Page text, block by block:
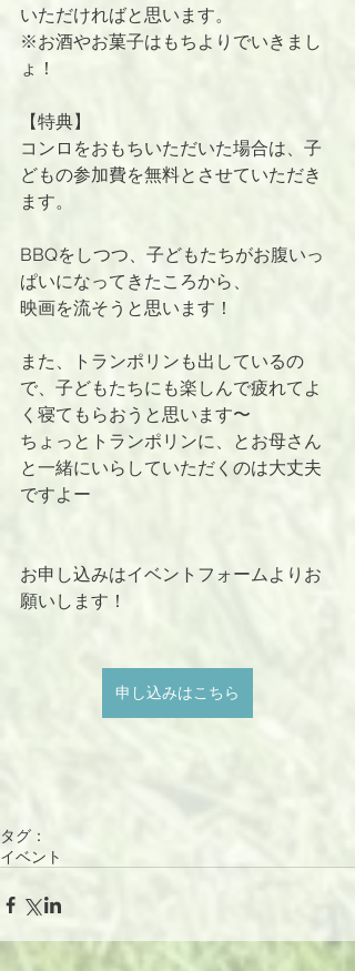
いただければと思います。
※お酒やお菓子はもちよりでいきまし
ょ！
【特典】
コンロをおもちいただいた場合は、子
どもの参加費を無料とさせていただき
ます。
BBQをしつつ、子どもたちがお腹いっ
ぱいになってきたころから、
映画を流そうと思います！
また、トランポリンも出しているの
で、子どもたちにも楽しんで疲れてよ
く寝てもらおうと思います〜
ちょっとトランポリンに、とお母さん
と一緒にいらしていただくのは大丈夫
ですよー
お申し込みはイベントフォームよりお
願いします！
申し込みはこちら
タグ：
イベント